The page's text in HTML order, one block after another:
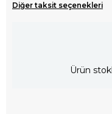
Diğer taksit seçenekleri
Ürün